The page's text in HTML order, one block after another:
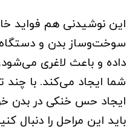
این نوشیدنی هم فواید
سوخت‌وساز بدن و
داده و باعث لاغری
شما ایجاد می‌کند. با
ایجاد حس خنکی در بدن
باید این مراحل را دنبال